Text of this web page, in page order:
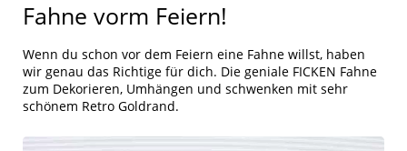
Fahne vorm Feiern!
Wenn du schon vor dem Feiern eine Fahne willst, haben
wir genau das Richtige für dich. Die geniale FICKEN Fahne
zum Dekorieren, Umhängen und schwenken mit sehr
schönem Retro Goldrand.